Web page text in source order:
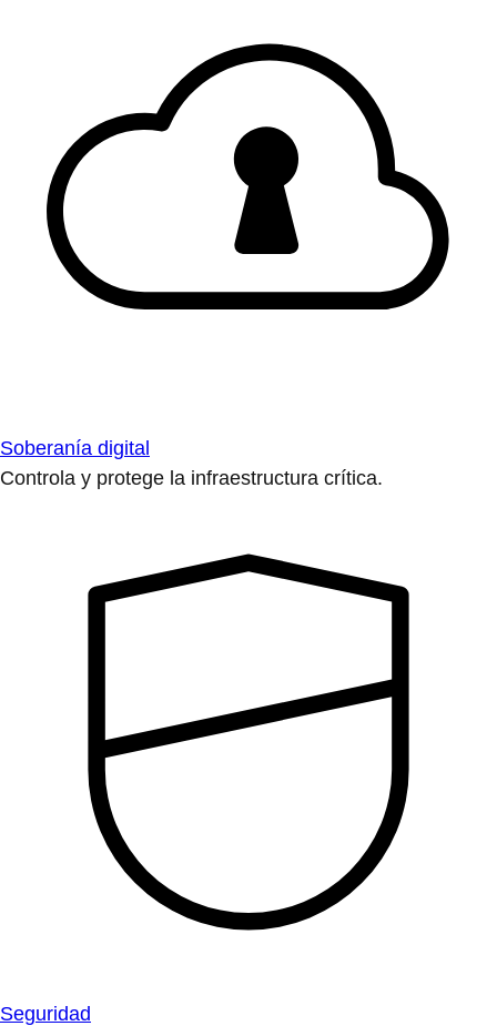
Soberanía digital
Controla y protege la infraestructura crítica.
Seguridad